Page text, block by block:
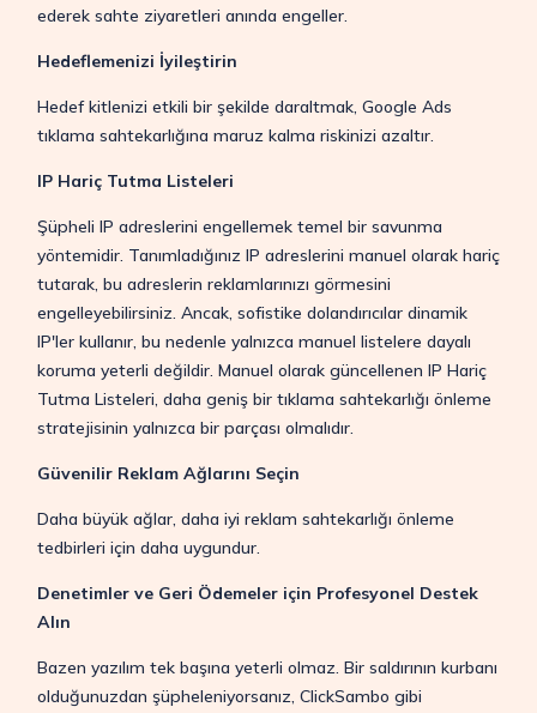
ederek sahte ziyaretleri anında engeller.
Hedeflemenizi İyileştirin
Hedef kitlenizi etkili bir şekilde daraltmak, Google Ads
tıklama sahtekarlığına maruz kalma riskinizi azaltır.
IP Hariç Tutma Listeleri
Şüpheli IP adreslerini engellemek temel bir savunma
yöntemidir. Tanımladığınız IP adreslerini manuel olarak hariç
tutarak, bu adreslerin reklamlarınızı görmesini
engelleyebilirsiniz. Ancak, sofistike dolandırıcılar dinamik
IP'ler kullanır, bu nedenle yalnızca manuel listelere dayalı
koruma yeterli değildir. Manuel olarak güncellenen IP Hariç
Tutma Listeleri, daha geniş bir tıklama sahtekarlığı önleme
stratejisinin yalnızca bir parçası olmalıdır.
Güvenilir Reklam Ağlarını Seçin
Daha büyük ağlar, daha iyi reklam sahtekarlığı önleme
tedbirleri için daha uygundur.
Denetimler ve Geri Ödemeler için Profesyonel Destek
Alın
Bazen yazılım tek başına yeterli olmaz. Bir saldırının kurbanı
olduğunuzdan şüpheleniyorsanız, ClickSambo gibi